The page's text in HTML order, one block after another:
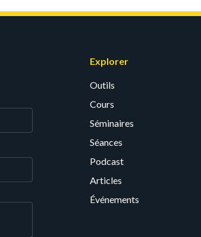
Explorer
Outils
Cours
Séminaires
Séances
Podcast
Articles
Événements